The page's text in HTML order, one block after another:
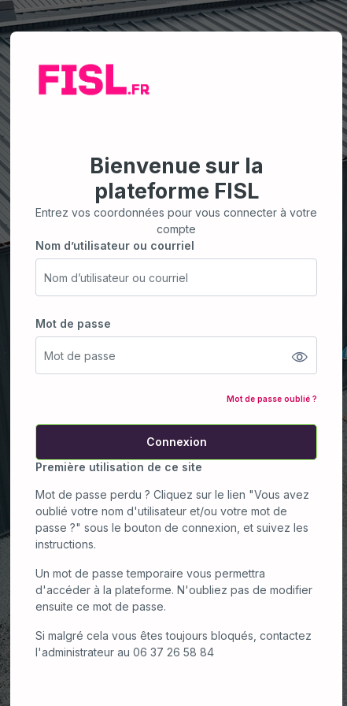
Bienvenue sur la
plateforme FISL
Entrez vos coordonnées pour vous connecter à votre
compte
Nom d’utilisateur ou courriel
Nom d’utilisateur ou courriel
Mot de passe
Mot de passe
Mot de passe oublié ?
Connexion
Première utilisation de ce site
Mot de passe perdu ? Cliquez sur le lien "Vous avez
oublié votre nom d'utilisateur et/ou votre mot de
passe ?" sous le bouton de connexion, et suivez les
instructions.
Un mot de passe temporaire vous permettra
d'accéder à la plateforme. N'oubliez pas de modifier
ensuite ce mot de passe.
Si malgré cela vous êtes toujours bloqués, contactez
l'administrateur au 06 37 26 58 84